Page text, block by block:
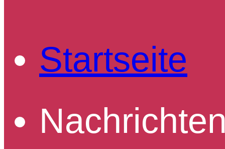
Startseite
Nachrichten